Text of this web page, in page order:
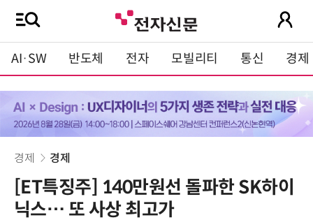
AI·SW 반도체 전자 모빌리티 통신 경제
경제 경제
[ET특징주] 140만원선 돌파한 SK하이
닉스… 또 사상 최고가